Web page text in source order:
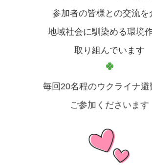
参加者の皆様との交流を
地域社会に馴染める環境
取り組んでいます
毎回20名程のウクライナ避
ご参加くださいます